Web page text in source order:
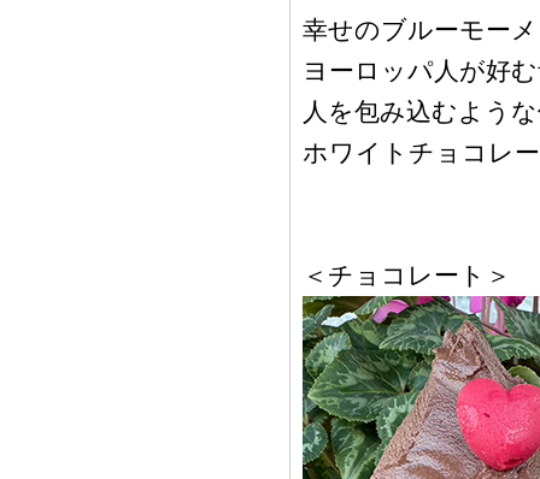
幸せのブルーモー
ヨーロッパ人が好
人を包み込むよう
ホワイトチョコレ
＜チョコレート＞